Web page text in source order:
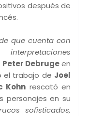
después de
que cuenta con
Peter Debrugeen
el trabajo de Joel
Kohn rescató en
personajes en su
sofisticados,